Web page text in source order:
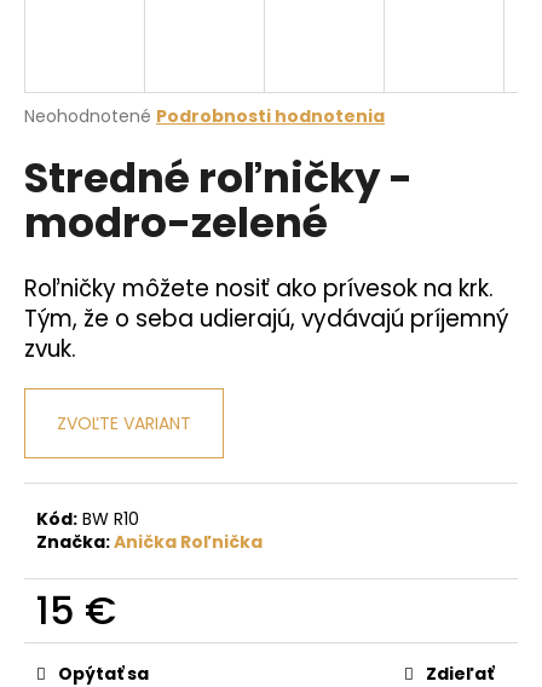
Priemerné
produktu
je
hviezdičiek.
Neohodnotené Podrobnosti hodnotenia
Stredné roľničky -
modro-zelené
Roľničky môžete nosiť ako prívesok na krk.
Tým, že o seba udierajú, vydávajú príjemný
zvuk.
ZVOĽTE VARIANT
Kód: BW R10
Značka:Anička Roľnička
15 €
Jednotková
cena:Opýtať sa Zdieľať
s
ť
?
HĽADAŤ
O
o
r
ú
č
a
m